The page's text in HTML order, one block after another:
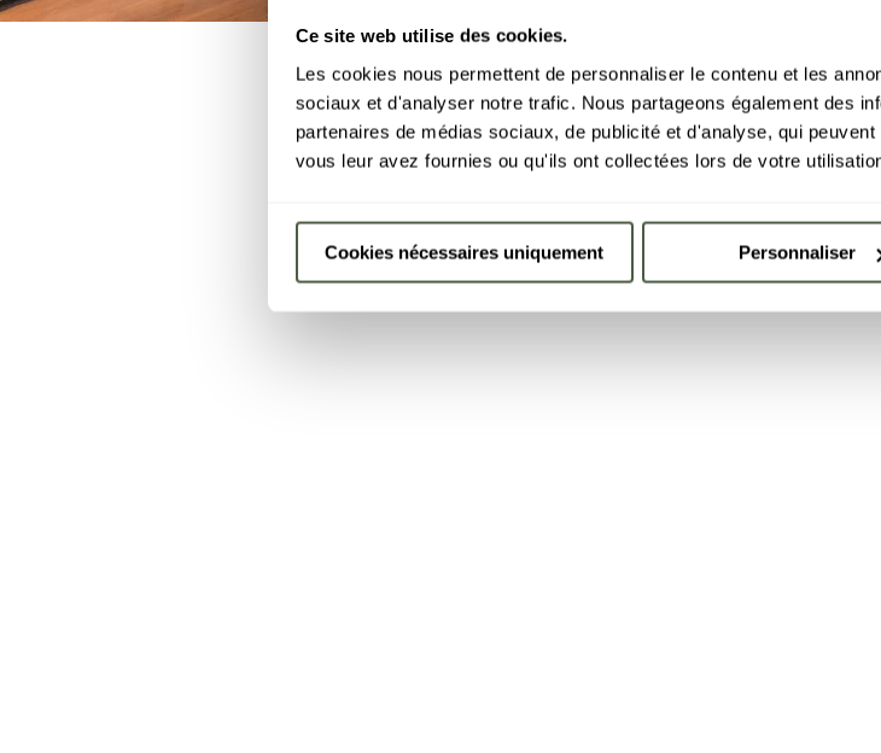
Ce site web utilise des cookies.
Les cookies nous permettent de personnaliser le contenu et les
sociaux et d'analyser notre trafic. Nous partageons également des
partenaires de médias sociaux, de publicité et d'analyse, qui
vous leur avez fournies ou qu'ils ont collectées lors de votre
Cookies nécessaires uniquement Personnaliser